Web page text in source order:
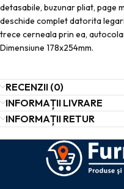
detasabile, buzunar pliat, page
deschide complet datorita
trece cerneala prin ea,
Dimensiune 178x254mm.
RECENZII (0)
INFORMAȚII LIVRARE
INFORMAȚII RETUR